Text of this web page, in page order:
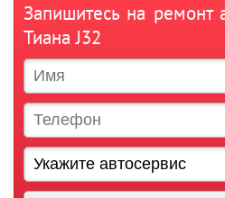
Запишитесь на ремонт
Тиана J32